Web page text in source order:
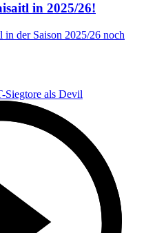
in 2025/26!
der Saison 2025/26 noch